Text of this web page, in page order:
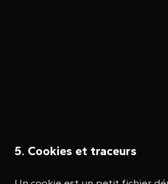
5. Cookies et traceurs